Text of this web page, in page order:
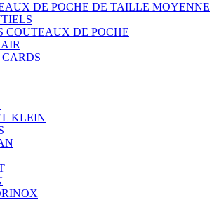
DE POCHE DE TAILLE MOYENNE
COUTEAUX DE POCHE
CARDS
KLEIN